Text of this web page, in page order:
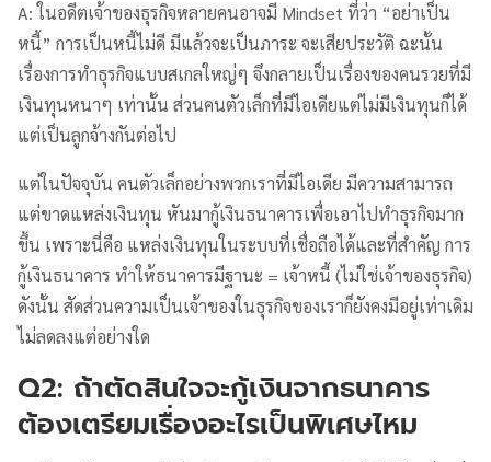
A: ในอดีตเจ้าของธุรกิจหลายคนอาจมี Mindset ที่ว่า “อย่าเป็น
หนี้” การเป็นหนี้ไม่ดี มีแล้วจะเป็นภาระ จะเสียประวัติ ฉะนั้น
เรื่องการทำธุรกิจแบบสเกลใหญ่ๆ จึงกลายเป็นเรื่องของคนรวยที่มี
เงินทุนหนาๆ เท่านั้น ส่วนคนตัวเล็กที่มีไอเดียแต่ไม่มีเงินทุนก็ได้
แต่เป็นลูกจ้างกันต่อไป
แต่ในปัจจุบัน คนตัวเล็กอย่างพวกเราที่มีไอเดีย มีความสามารถ
แต่ขาดแหล่งเงินทุน หันมากู้เงินธนาคารเพื่อเอาไปทำธุรกิจมาก
ขึ้น เพราะนี่คือ แหล่งเงินทุนในระบบที่เชื่อถือได้และที่สำคัญ การ
กู้เงินธนาคาร ทำให้ธนาคารมีฐานะ = เจ้าหนี้ (ไม่ใช่เจ้าของธุรกิจ)
ดังนั้น สัดส่วนความเป็นเจ้าของในธุรกิจของเราก็ยังคงมีอยู่เท่าเดิม
ไม่ลดลงแต่อย่างใด
Q2: ถ้าตัดสินใจจะกู้เงินจากธนาคาร
ต้องเตรียมเรื่องอะไรเป็นพิเศษไหม